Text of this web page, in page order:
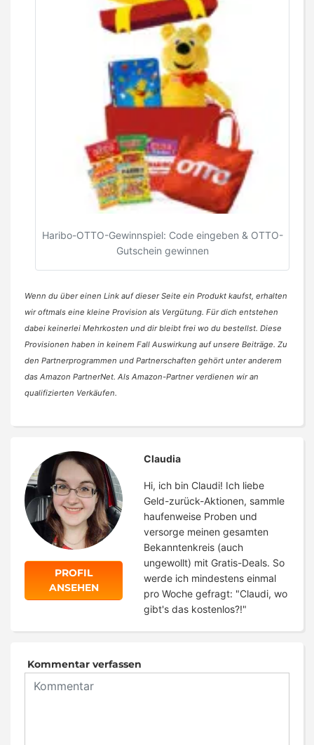
Haribo-OTTO-Gewinnspiel: Code eingeben & OTTO-
Gutschein gewinnen
Wenn du über einen Link auf dieser Seite ein Produkt kaufst, erhalten
wir oftmals eine kleine Provision als Vergütung. Für dich entstehen
dabei keinerlei Mehrkosten und dir bleibt frei wo du bestellst. Diese
Provisionen haben in keinem Fall Auswirkung auf unsere Beiträge. Zu
den Partnerprogrammen und Partnerschaften gehört unter anderem
das Amazon PartnerNet. Als Amazon-Partner verdienen wir an
qualifizierten Verkäufen.
PROFIL
ANSEHEN
Claudia
Hi, ich bin Claudi! Ich liebe
Geld-zurück-Aktionen, sammle
haufenweise Proben und
versorge meinen gesamten
Bekanntenkreis (auch
ungewollt) mit Gratis-Deals. So
werde ich mindestens einmal
pro Woche gefragt: "Claudi, wo
gibt's das kostenlos?!"
Kommentar verfassen